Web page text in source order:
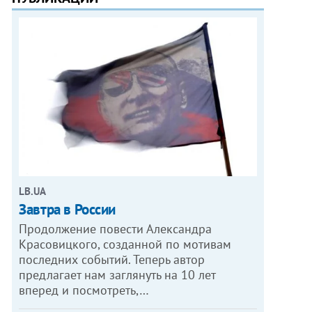
LB.UA
Завтра в России
Продолжение повести Александра
Красовицкого, созданной по мотивам
последних событий. Теперь автор
предлагает нам заглянуть на 10 лет
вперед и посмотреть,…